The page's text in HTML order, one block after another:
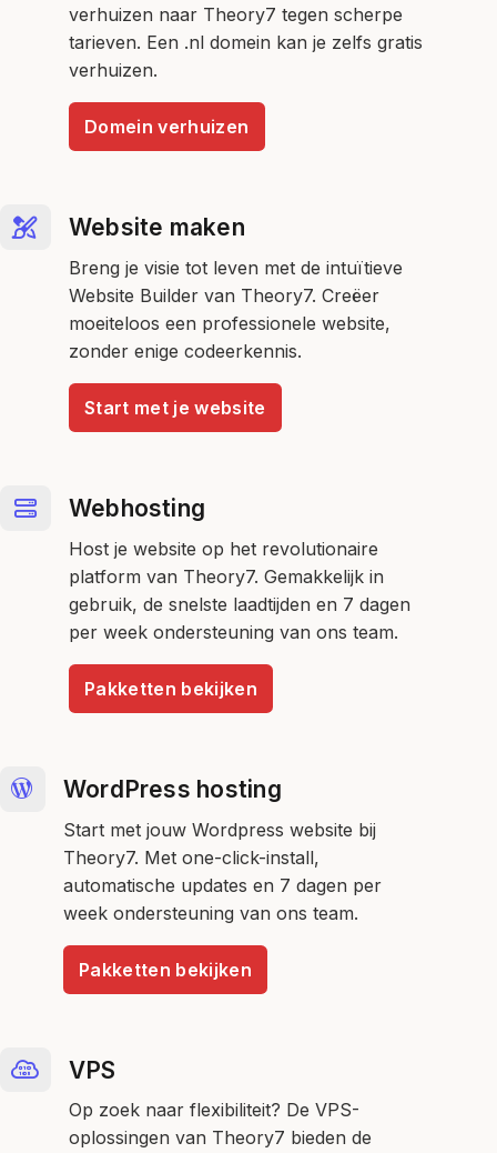
verhuizen naar Theory7 tegen scherpe
tarieven. Een .nl domein kan je zelfs gratis
verhuizen.
Domein verhuizen
Website maken
Breng je visie tot leven met de intuïtieve
Website Builder van Theory7. Creëer
moeiteloos een professionele website,
zonder enige codeerkennis.
Start met je website
Webhosting
Host je website op het revolutionaire
platform van Theory7. Gemakkelijk in
gebruik, de snelste laadtijden en 7 dagen
per week ondersteuning van ons team.
Pakketten bekijken
WordPress hosting
Start met jouw Wordpress website bij
Theory7. Met one-click-install,
automatische updates en 7 dagen per
week ondersteuning van ons team.
Pakketten bekijken
VPS
Op zoek naar flexibiliteit? De VPS-
oplossingen van Theory7 bieden de